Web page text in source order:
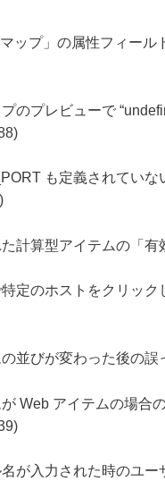
ップ」の属性フィー
のプレビューで
も定義されてい
計算型アイテムの「
定のホストをクリッ
並びが変わった後の
Web アイテムの場合
が入力された時のユ